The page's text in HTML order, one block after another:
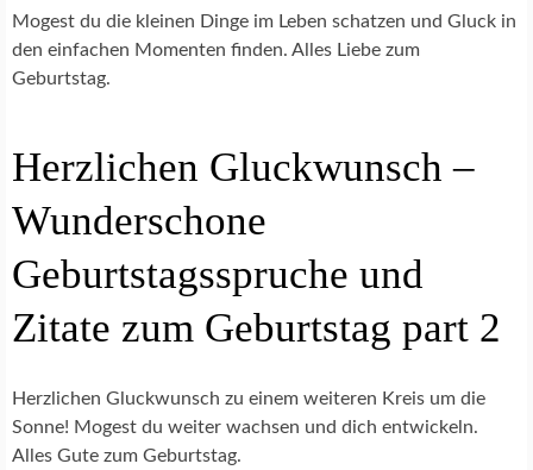
Mogest du die kleinen Dinge im Leben schatzen und Gluck in
den einfachen Momenten finden. Alles Liebe zum
Geburtstag.
Herzlichen Gluckwunsch –
Wunderschone
Geburtstagsspruche und
Zitate zum Geburtstag part 2
Herzlichen Gluckwunsch zu einem weiteren Kreis um die
Sonne! Mogest du weiter wachsen und dich entwickeln.
Alles Gute zum Geburtstag.